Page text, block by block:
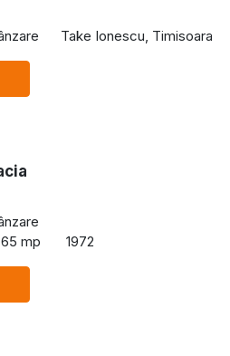
Take Ionescu, Timisoara
65 mp 1972